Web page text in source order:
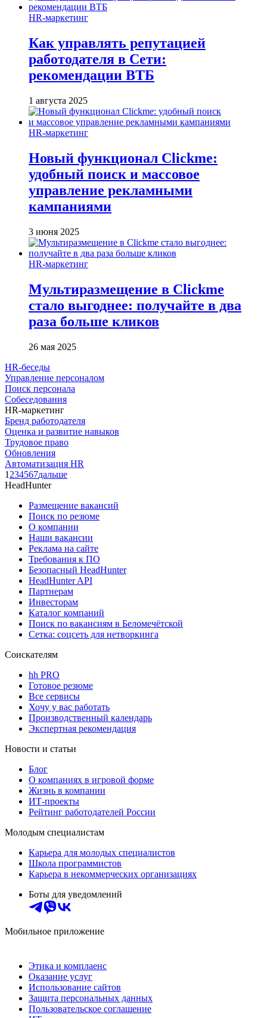
HR-маркетинг
Как управлять репутацией
работодателя в Сети:
рекомендации ВТБ
1 августа 2025
HR-маркетинг
Новый функционал Clickme:
удобный поиск и массовое
управление рекламными
кампаниями
3 июня 2025
HR-маркетинг
Мультиразмещение в Clickme
стало выгоднее: получайте в два
раза больше кликов
26 мая 2025
HR-беседы
Управление персоналом
Поиск персонала
Собеседования
HR-маркетинг
Бренд работодателя
Оценка и развитие навыков
Трудовое право
Обновления
Автоматизация HR
1 234567дальше
HeadHunter
Размещение вакансий
Поиск по резюме
О компании
Наши вакансии
Реклама на сайте
Требования к ПО
Безопасный HeadHunter
HeadHunter API
Партнерам
Инвесторам
Каталог компаний
Поиск по вакансиям в Беломечётской
Сетка: соцсеть для нетворкинга
Соискателям
hh PRO
Готовое резюме
Все сервисы
Хочу у вас работать
Производственный календарь
Экспертная рекомендация
Новости и статьи
Блог
О компаниях в игровой форме
Жизнь в компании
ИТ-проекты
Рейтинг работодателей России
Молодым специалистам
Карьера для молодых специалистов
Школа программистов
Карьера в некоммерческих организациях
Боты для уведомлений
Мобильное приложение
Этика и комплаенс
Оказание услуг
Использование сайтов
Защита персональных данных
Пользовательское соглашение